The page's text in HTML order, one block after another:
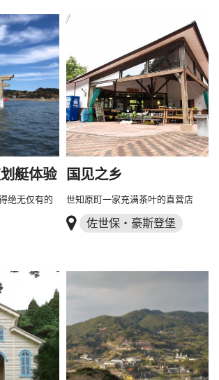
艇体验
绝无仅有的
国见之乡
世知原町一家充满茶叶的直营店
佐世保・豪斯登堡